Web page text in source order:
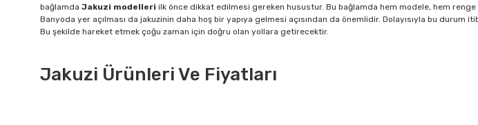
bağlamda Jakuzi modelleri ilk önce dikkat edilmesi gereken husustur. Bu bağlamda hem modele, hem
Banyoda yer açılması da jakuzinin daha hoş bir yapıya gelmesi açısından da önemlidir. Dolayısıyla bu
Bu şekilde hareket etmek çoğu zaman için doğru olan yollara getirecektir.
Jakuzi Ürünleri Ve Fiyatları